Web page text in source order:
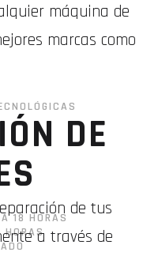
máquina de
marcas como
DE
18 HORAS
HORAS
de tus
a través de